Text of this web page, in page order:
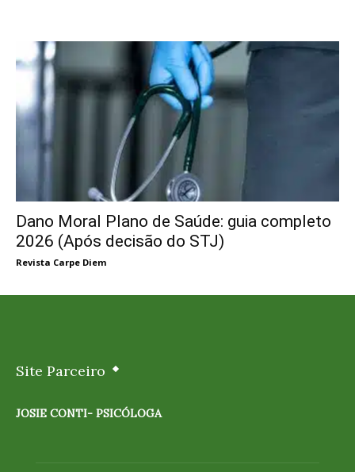
Dano Moral Plano de Saúde: guia completo
2026 (Após decisão do STJ)
Revista Carpe Diem
Site Parceiro
JOSIE CONTI- PSICÓLOGA